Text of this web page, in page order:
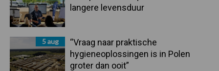
langere levensduur
5 aug
“Vraag naar praktische
hygieneoplossingen is in Polen
groter dan ooit”